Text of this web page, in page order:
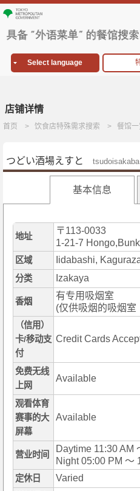
Select language
店铺详情
首页 饮食店特殊需求搜索 餐馆一
つどい酒場えすと
基本信息
地址
〒113-0033
1-21-7
区域 Iidabashi,
分类 Izakaya
香烟
有专用吸烟室
(仅供吸烟的吸烟室
（信用）
卡/移动支
付
Credit Cards
免费无线
上网
Available
观看体育
赛事的大
屏幕
Available
营业时间
Daytime 11:30 AM
Night 05:00 PM ～
定休日 Varied